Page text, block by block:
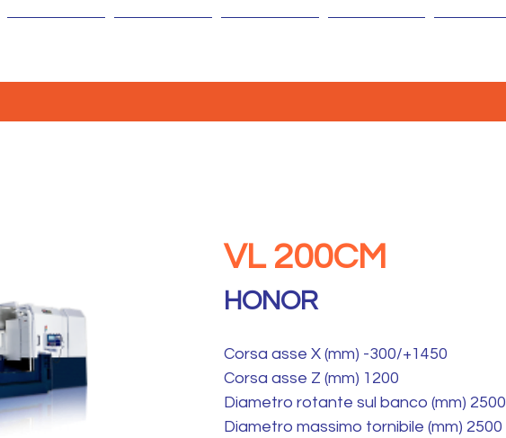
VL 200CM
HONOR
Corsa asse X (mm) -300/+1450
Corsa asse Z (mm) 1200
Diametro rotante sul banco (mm) 2500
Diametro massimo tornibile (mm) 2500